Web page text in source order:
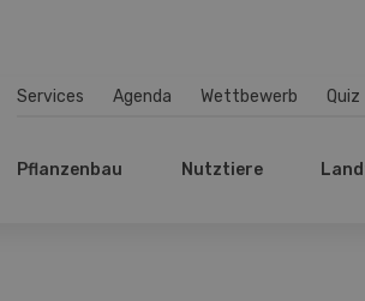
Services Agenda Wettbewerb Quiz
Pflanzenbau Nutztiere